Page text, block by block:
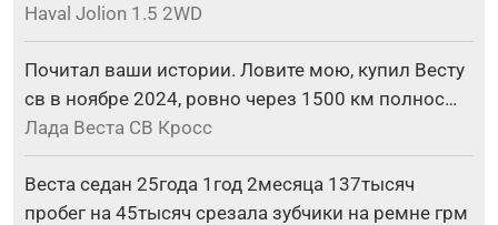
Haval Jolion 1.5 2WD
Почитал ваши истории. Ловите мою, купил Весту
св в ноябре 2024, ровно через 1500 км полнос…
Лада Веста СВ Кросс
Веста седан 25года 1год 2месяца 137тысяч
пробег на 45тысяч срезала зубчики на ремне грм